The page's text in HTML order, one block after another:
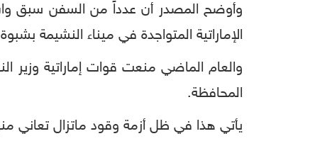
وأوضح المصدر أن عدداً من السفن سبق وان
الإماراتية المتواجدة في ميناء النشيمة
والعام الماضي منعت قوات إماراتية وزير
المحافظة.
يأتي هذا في ظل أزمة وقود ماتزال تعاني